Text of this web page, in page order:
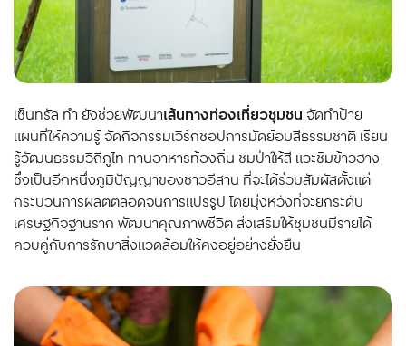
เซ็นทรัล ทำ ยังช่วยพัฒนาเส้นทางท่องเที่ยวชุมชน จัดทำป้าย
แผนที่ให้ความรู้ จัดกิจกรรมเวิร์กชอปการมัดย้อมสีธรรมชาติ เรียน
รู้วัฒนธรรมวิถีภูไท ทานอาหารท้องถิ่น ชมป่าให้สี แวะชิมข้าวฮาง
ซึ่งเป็นอีกหนึ่งภูมิปัญญาของชาวอีสาน ที่จะได้ร่วมสัมผัสตั้งแต่
กระบวนการผลิตตลอดจนการแปรรูป โดยมุ่งหวังที่จะยกระดับ
เศรษฐกิจฐานราก พัฒนาคุณภาพชีวิต ส่งเสริมให้ชุมชนมีรายได้
ควบคู่กับการรักษาสิ่งแวดล้อมให้คงอยู่อย่างยั่งยืน